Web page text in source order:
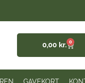
0,00 kr. 0